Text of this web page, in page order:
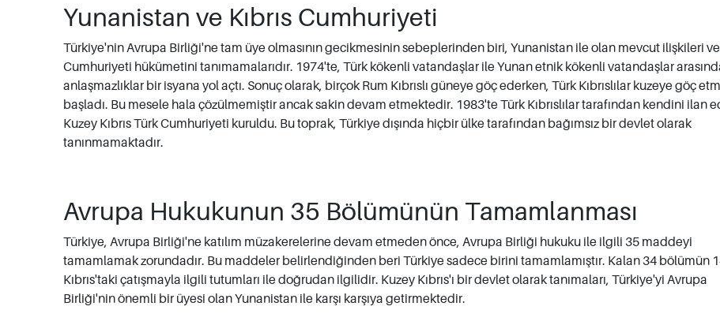
Yunanistan ve Kıbrıs Cumhuriyeti
Türkiye'nin Avrupa Birliği'ne tam üye olmasının gecikmesinin sebeplerinden biri, Yunanistan ile olan mevcut ilişkileri ve
Cumhuriyeti hükümetini tanımamalarıdır. 1974'te, Türk kökenli vatandaşlar ile Yunan etnik kökenli vatandaşlar
anlaşmazlıklar bir isyana yol açtı. Sonuç olarak, birçok Rum Kıbrıslı güneye göç ederken, Türk Kıbrıslılar kuzeye göç
başladı. Bu mesele hala çözülmemiştir ancak sakin devam etmektedir. 1983'te Türk Kıbrıslılar tarafından kendini ilan
Kuzey Kıbrıs Türk Cumhuriyeti kuruldu. Bu toprak, Türkiye dışında hiçbir ülke tarafından bağımsız bir devlet olarak
tanınmamaktadır.
Avrupa Hukukunun 35 Bölümünün Tamamlanması
Türkiye, Avrupa Birliği'ne katılım müzakerelerine devam etmeden önce, Avrupa Birliği hukuku ile ilgili 35 maddeyi
tamamlamak zorundadır. Bu maddeler belirlendiğinden beri Türkiye sadece birini tamamlamıştır. Kalan 34 bölümün
Kıbrıs'taki çatışmayla ilgili tutumları ile doğrudan ilgilidir. Kuzey Kıbrıs'ı bir devlet olarak tanımaları, Türkiye'yi Avrupa
Birliği'nin önemli bir üyesi olan Yunanistan ile karşı karşıya getirmektedir.